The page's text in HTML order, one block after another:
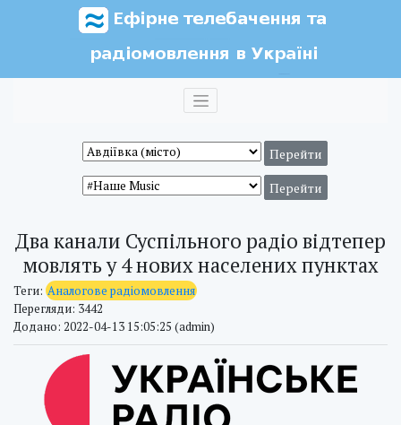
Два канали Суспільного радіо відтепер
мовлять у 4 нових населених пунктах
Теги: Аналогове радіомовлення
Перегляди: 3442
Додано: 2022-04-13 15:05:25 (admin)